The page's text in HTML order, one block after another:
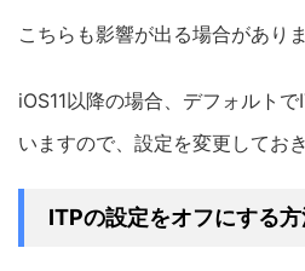
こちらも影響が出る場合がありま
iOS11以降の場合、デフォルト
いますので、設定を変更してお
ITPの設定をオフにする